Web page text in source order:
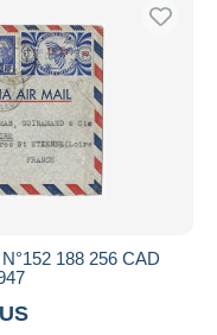
188 256 CAD